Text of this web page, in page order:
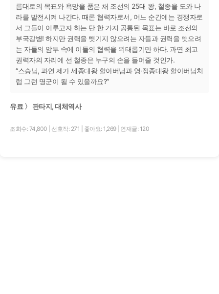
름대로의 목표와 욕망을 품은 채 조선의 25대 왕, 철종을 도와 나
라를 발전시켜 나간다. 때론 협력자로서, 어느 순간에는 경쟁자로
서 그들이 이루고자 하는 단 한 가지 공통된 목표는 바로 조선의
부국강병! 하지만 권력을 뺏기지 않으려는 자들과 권력을 뺏으려
는 자들의 암투 속에 이들의 협력을 위태롭기만 하다. 과연 최고
권력자의 자리에 선 철종은 누구의 손을 들어줄 것인가.
“스승님, 과연 제가 세종대왕 할아버님과 영·정종대왕 할아버님처
럼 그런 명군이 될 수 있을까요?”
유료 〉 판타지, 대체역사
조회수: 74,800 선호작: 271 좋아요: 1,269 연재글: 120